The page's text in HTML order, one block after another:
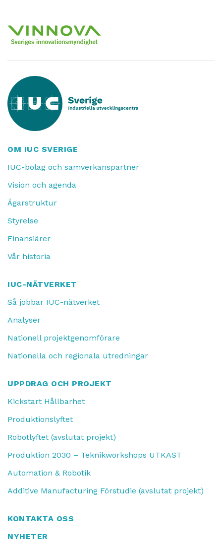
OM IUC SVERIGE
IUC-bolag och samverkanspartner
Vision och agenda
Ägarstruktur
Styrelse
Finansiärer
Vår historia
IUC-NÄTVERKET
Så jobbar IUC-nätverket
Analyser
Nationell projektgenomförare
Nationella och regionala utredningar
UPPDRAG OCH PROJEKT
Kickstart Hållbarhet
Produktionslyftet
Robotlyftet (avslutat projekt)
Produktion 2030 – Teknikworkshops UTKAST
Automation & Robotik
Additive Manufacturing Förstudie (avslutat projekt)
KONTAKTA OSS
NYHETER